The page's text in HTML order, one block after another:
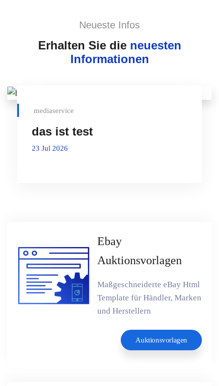
Neueste Infos
Erhalten Sie die neuesten
Informationen
mediaservice
das ist test
23 Jul 2026
Ebay
Auktionsvorlagen
Maßgeschneiderte eBay Html
Template für Händler, Marken
und Herstellern
Auktionsvorlagen